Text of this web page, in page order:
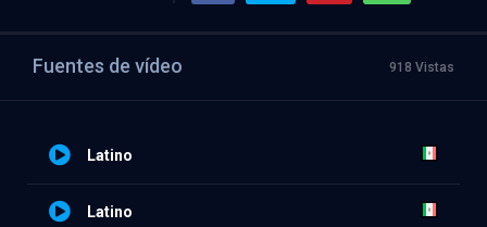
Fuentes de vídeo 918 Vistas
Latino
Latino